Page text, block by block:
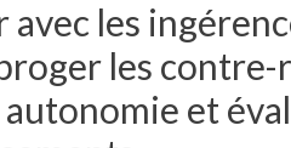
avec les
les
autonomie et